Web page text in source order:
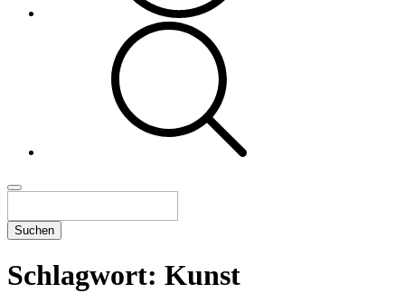
Suchen
Schlagwort: Kunst